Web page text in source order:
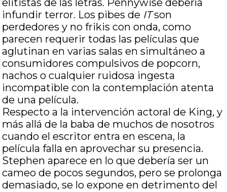
elitistas de las letras. Pennywise debería
infundir terror. Los pibes de ITson
perdedores y no frikis con onda, como
parecen requerir todas las películas que
aglutinan en varias salas en simultáneo a
consumidores compulsivos de popcorn,
nachos o cualquier ruidosa ingesta
incompatible con la contemplación atenta
de una película.
Respecto a la intervención actoral de King, y
más allá de la baba de muchos de nosotros
cuando el escritor entra en escena, la
película falla en aprovechar su presencia.
Stephen aparece en lo que debería ser un
cameo de pocos segundos, pero se prolonga
demasiado, se lo expone en detrimento del